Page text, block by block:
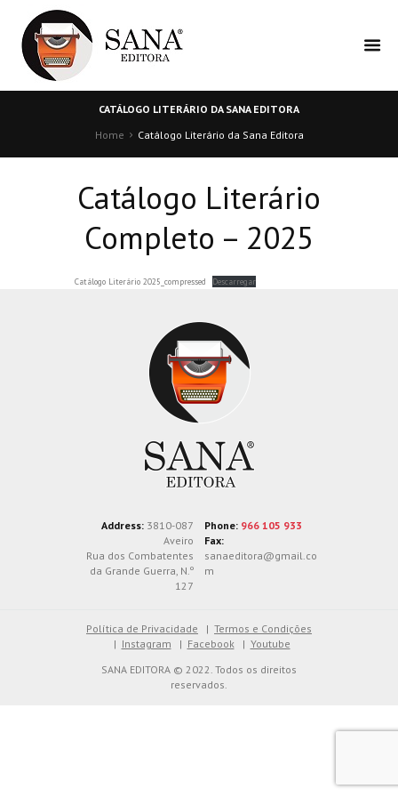
CATÁLOGO LITERÁRIO DA SANA EDITORA
Home
Catálogo Literário da Sana Editora
Catálogo Literário
Completo – 2025
Catálogo Literário 2025_compressed Descarregar
Phone: 966 105 933
Fax:
sanaeditora@gmail.co
m
Address: 3810-087
Aveiro
Rua dos Combatentes
da Grande Guerra, N.º
127
Política de Privacidade
Termos e Condições
Instagram
Facebook
Youtube
SANA EDITORA © 2022. Todos os direitos
reservados.